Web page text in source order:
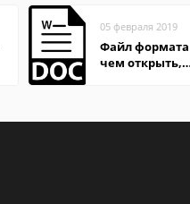
05 февраля 2019
Файл формата
чем открыть,